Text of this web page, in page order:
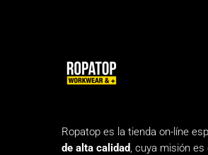
Ropatop es la tienda on-líne
de alta calidad, cuya misión